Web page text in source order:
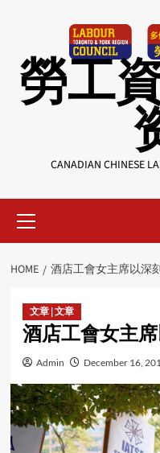
勞工
CANADIAN CHINESE
Menu
HOME 酒店工會女主席以深
文章 | 文章
酒店工會女主
Admin December 16,